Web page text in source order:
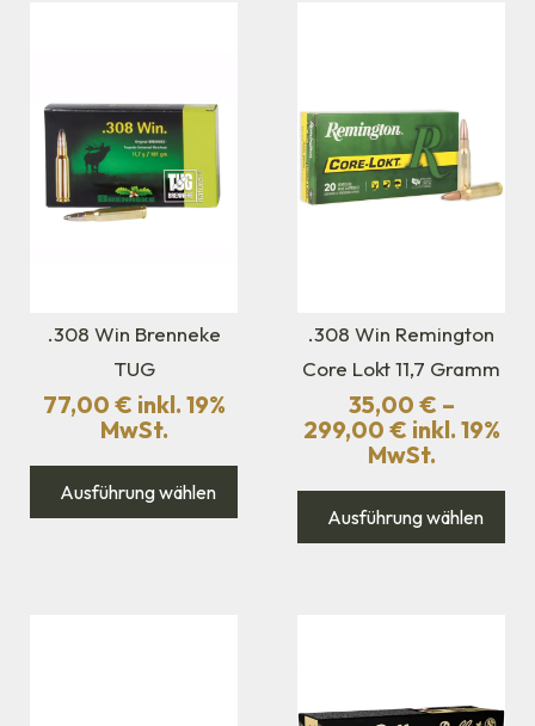
.308 Win Brenneke
TUG
77,00 € inkl. 19%
MwSt.
Ausführung wählen
.308 Win Remington
Core Lokt 11,7 Gramm
35,00 € –
299,00 € inkl. 19%
MwSt.
Ausführung wählen